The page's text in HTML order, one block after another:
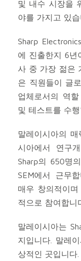
및 내수 시장을
야를 가지고 있습
Sharp
에 진출한지 6년
사 중 가장 젊은
은 직원들이 글
업체로서의 역
및 테스트를 수
말레이시아의
시아에서 연구
Sharp의 650명
SEM에서 근무
매우 창의적이
적으로 참여합니
말레이시아는
지입니다. 말레
상적인 곳입니다.